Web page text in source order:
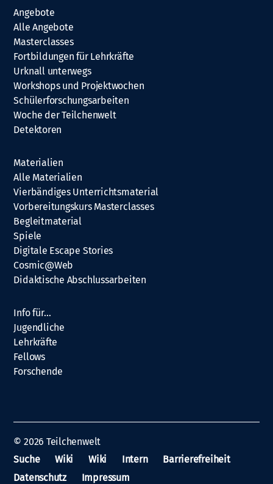
Angebote
Alle Angebote
Masterclasses
Fortbildungen für Lehrkräfte
Urknall unterwegs
Workshops und Projektwochen
Schülerforschungsarbeiten
Woche der Teilchenwelt
Detektoren
Materialien
Alle Materialien
Vierbändiges Unterrichtsmaterial
Vorbereitungskurs Masterclasses
Begleitmaterial
Spiele
Digitale Escape Stories
Cosmic@Web
Didaktische Abschlussarbeiten
Info für…
Jugendliche
Lehrkräfte
Fellows
Forschende
© 2026 Teilchenwelt
Suche
Wiki Wiki Intern
Barrierefreiheit
Datenschutz
Impressum